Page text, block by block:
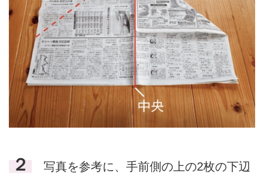
２
写真を参考に、手前側の上の2枚の下辺